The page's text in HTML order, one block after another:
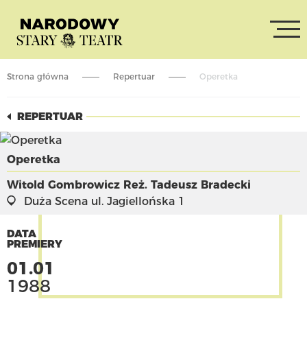
Strona główna Repertuar Operetka
REPERTUAR
Operetka
Witold Gombrowicz Reż. Tadeusz Bradecki
Duża Scena ul. Jagiellońska 1
DATA
PREMIERY
01.01
1988